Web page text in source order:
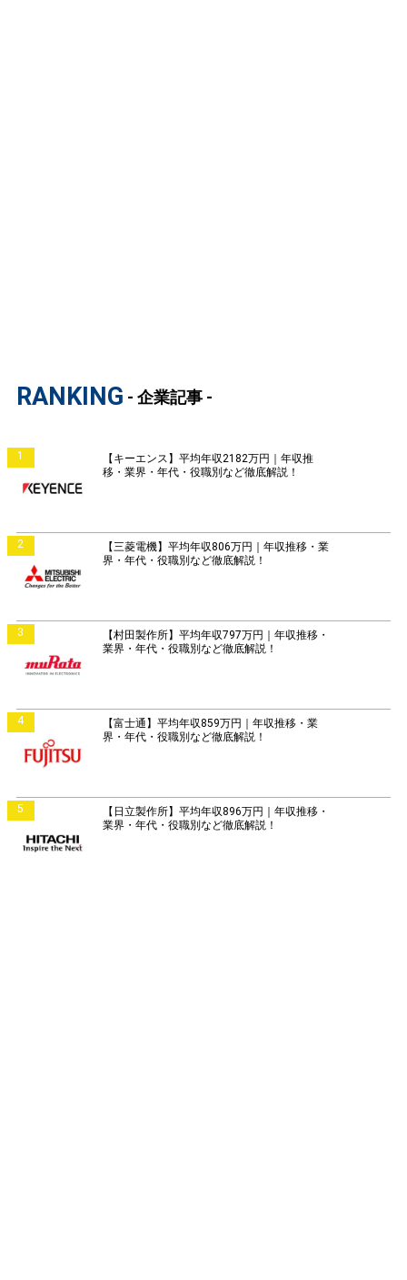
RANKING - 企業記事 -
1
【キーエンス】平均年収2182万円｜年収推
移・業界・年代・役職別など徹底解説！
2
【三菱電機】平均年収806万円｜年収推移・業
界・年代・役職別など徹底解説！
3
【村田製作所】平均年収797万円｜年収推移・
業界・年代・役職別など徹底解説！
4
【富士通】平均年収859万円｜年収推移・業
界・年代・役職別など徹底解説！
5
【日立製作所】平均年収896万円｜年収推移・
業界・年代・役職別など徹底解説！